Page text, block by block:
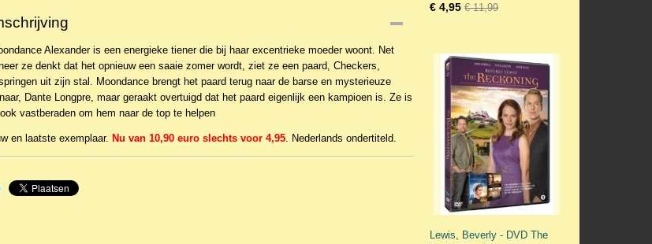
Alexander is een energieke tiener die bij haar excentrieke moeder woont. Net
ze denkt dat het opnieuw een saaie zomer wordt, ziet ze een paard, Checkers,
uit zijn stal. Moondance brengt het paard terug naar de barse en mysterieuze
Dante Longpre, maar geraakt overtuigd dat het paard eigenlijk een kampioen is. Ze is
vastberaden om hem naar de top te helpen
en laatste exemplaar. Nu van 10,90 euro slechts voor 4,95. Nederlands ondertiteld.
€ 4,95 € 11,99
Lewis, Beverly - DVD The